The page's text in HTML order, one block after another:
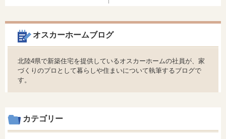
オスカーホームブログ
北陸4県で新築住宅を提供しているオスカーホームの社員が、家
づくりのプロとして暮らしや住まいについて執筆するブログで
す。
カテゴリー